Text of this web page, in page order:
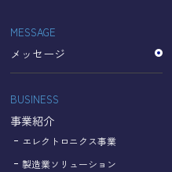
収集されたデータはGoogle
て管理されます。
なお、当サイトのご利用を
いてGoogle及び当サイトが
【Googleのプライバシーポ
https://policies.google.com/
https://
hl=ja
MESSAGE
メッセージ
BUSINESS
事業紹介
エレクトロニクス事業
製造業ソリューション